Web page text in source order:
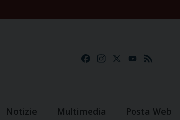
FacebookInstagramYouTube
Notizie Multimedia Posta Web